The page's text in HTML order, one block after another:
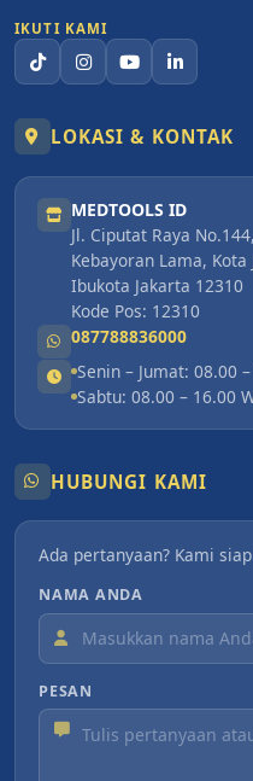
IKUTI KAMI
LOKASI & KONTAK
MEDTOOLS ID
Jl. Ciputat Raya
Kebayoran Lama,
Ibukota Jakarta 12310
Kode Pos: 12310
087788836000
Senin – Jumat: 08.00
Sabtu: 08.00 – 16.00
HUBUNGI KAMI
Ada pertanyaan? Kami
NAMA ANDA
PESAN